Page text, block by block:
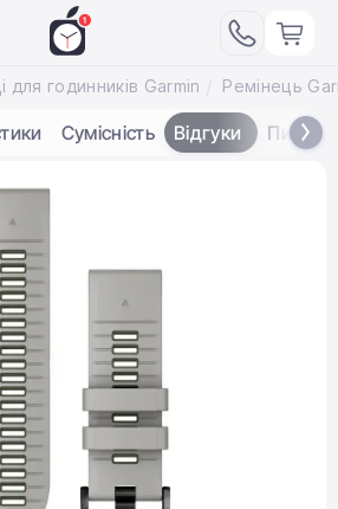
для годинників Garmin
Сумісність Відгуки